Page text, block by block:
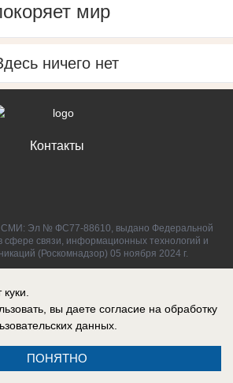
мир
ничего нет
Контакты
СМИ: Эл № ФС77-88610, выдано Федеральной
сфере связи, информационных технологий и
(Роскомнадзор) 05 ноября 2024 г.
вы даете согласие на обработку
данных.
ПОНЯТНО